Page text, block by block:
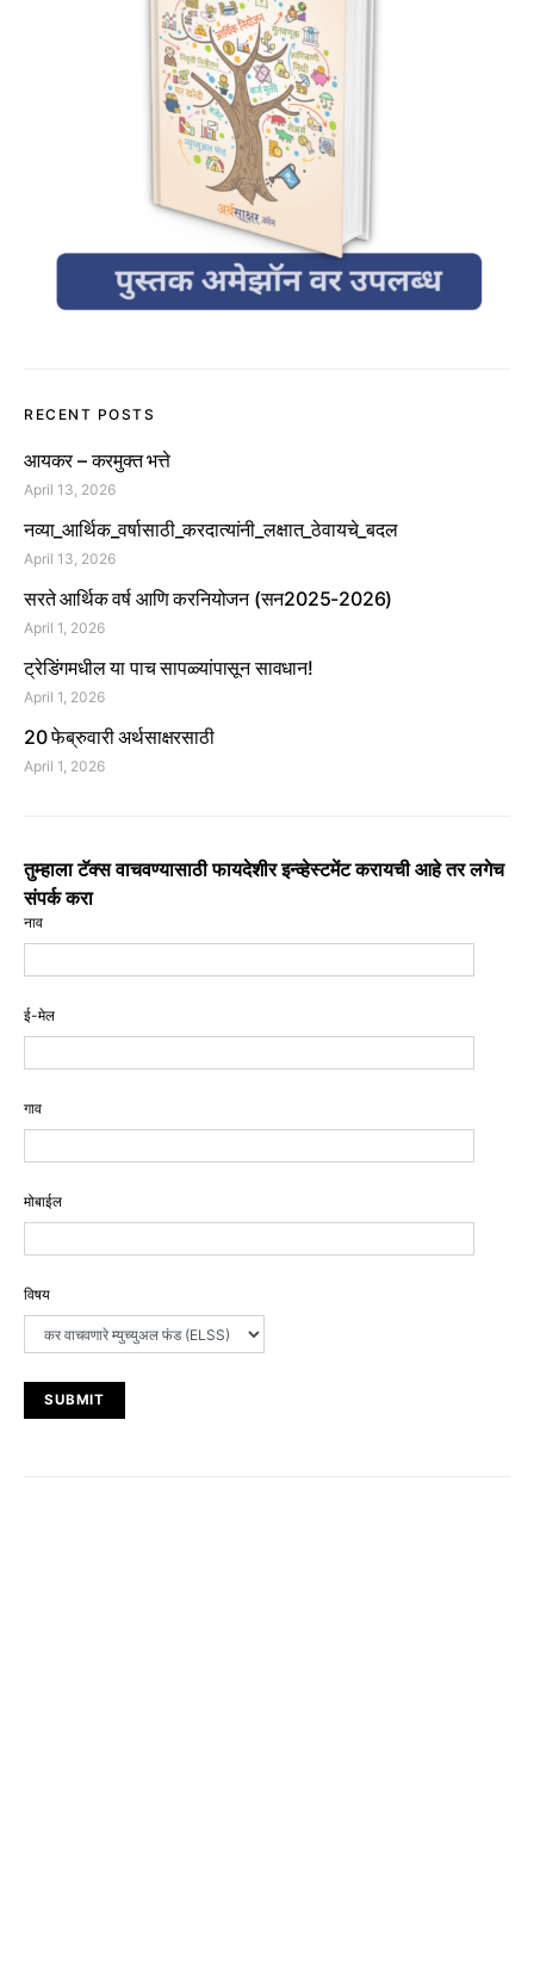
RECENT POSTS
आयकर – करमुक्त भत्ते
April 13, 2026
नव्या_आर्थिक_वर्षासाठी_करदात्यांनी_लक्षात_ठेवायचे_बदल
April 13, 2026
सरते आर्थिक वर्ष आणि करनियोजन (सन2025-2026)
April 1, 2026
ट्रेडिंगमधील या पाच सापळ्यांपासून सावधान!
April 1, 2026
20 फेब्रुवारी अर्थसाक्षरसाठी
April 1, 2026
तुम्हाला टॅक्स वाचवण्यासाठी फायदेशीर इन्व्हेस्टमेंट करायची आहे तर लगेच
संपर्क करा
नाव
ई-मेल
गाव
मोबाईल
विषय